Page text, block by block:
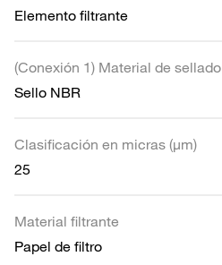
Elemento filtrante
(Conexión 1) Material de sellado
Sello NBR
Clasificación en micras (µm)
25
Material filtrante
Papel de filtro